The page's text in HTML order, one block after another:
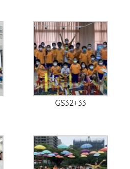
GS32+33